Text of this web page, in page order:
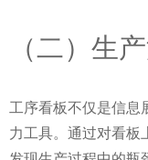
（二）生
工序看板不仅是信息
力工具。通过对看板